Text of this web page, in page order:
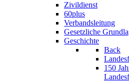
Zivildienst
60plus
Verbandsleitung
Gesetzliche
Geschichte
Back
150